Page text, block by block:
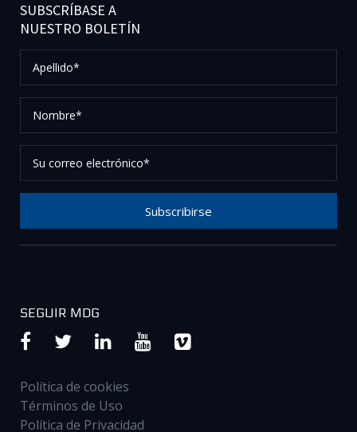
SUBSCRÍBASE A
NUESTRO BOLETÍN
correo
electrónico*
Subscribirse
SEGUIR MDG
Política de cookies
Términos de Uso
Política de Privacidad